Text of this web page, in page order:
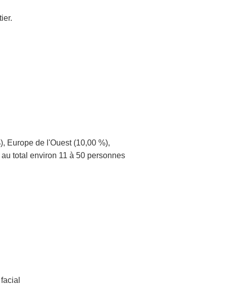
Europe de l'Ouest (10,00 %),
total environ 11 à 50 personnes